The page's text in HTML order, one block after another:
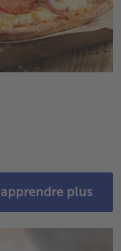
apprendre plus